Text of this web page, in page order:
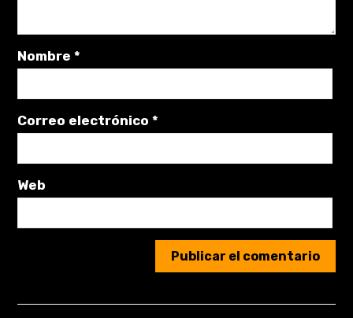
Nombre*
Correo electrónico*
Web